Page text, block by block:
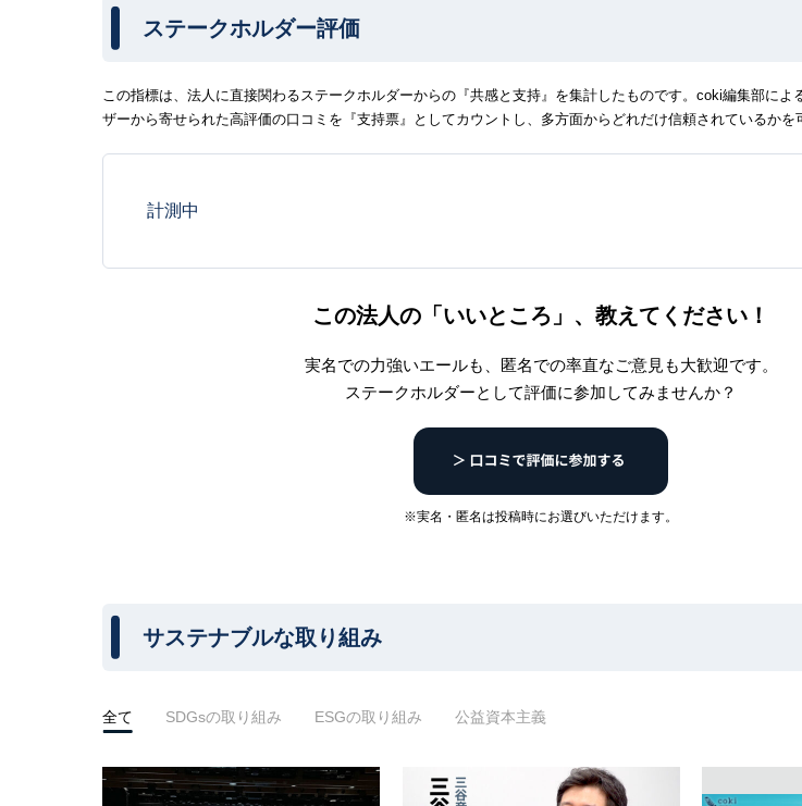
ステークホルダー評価
この指標は、法人に直接関わるステークホルダーからの『共感と支持』を集計したものです。coki編集部によ
ザーから寄せられた高評価の口コミを『支持票』としてカウントし、多方面からどれだけ信頼されているかを
計測中
この法人の「いいところ」、 教えてください！
実名での力強いエールも、匿名での率直なご意見も大歓迎です。
ステークホルダーとして評価に参加してみませんか？
※実名・匿名は投稿時にお選びいただけます。
サステナブルな取り組み
全て SDGsの取り組み ESGの取り組み 公益資本主義